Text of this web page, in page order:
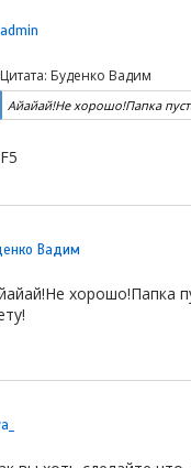
admin
Цитата: Буденко Вадим
Айайай!Не хорошо!Папка
F5
Вадим
хорошо!Папка